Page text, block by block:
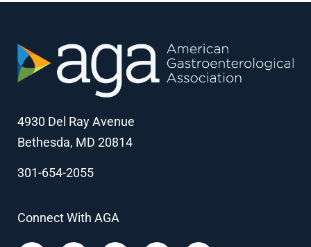
4930 Del Ray Avenue
Bethesda, MD 20814
301-654-2055
Connect With AGA